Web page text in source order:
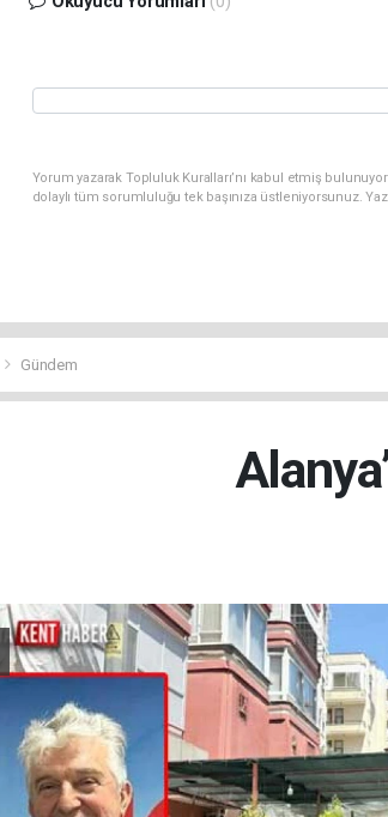
Yorum yazarak Topluluk Kuralları’nı kabul etmiş
dolaylı tüm sorumluluğu tek başınıza üstleniyorsunuz.
Gündem